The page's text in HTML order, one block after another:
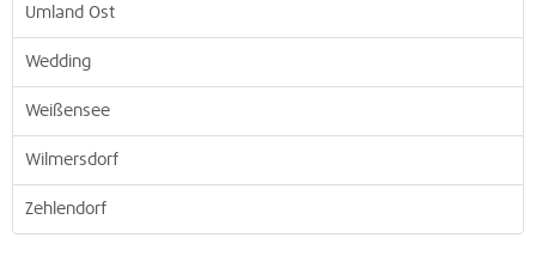
Umland Ost
Wedding
Weißensee
Wilmersdorf
Zehlendorf